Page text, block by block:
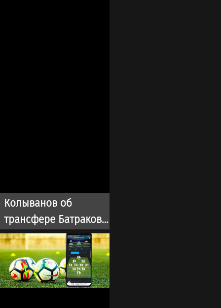
Колыванов об
трансфере Батракова:
На мой взгляд,
Батраков заслужил
лучшего, чем
чемпионат Турции